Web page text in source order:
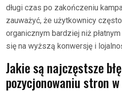
długi czas po zakończeniu
zauważyć, że użytkownicy
organicznym bardziej niż
się na wyższą konwersję i
Jakie są najczęstsze
pozycjonowaniu stron